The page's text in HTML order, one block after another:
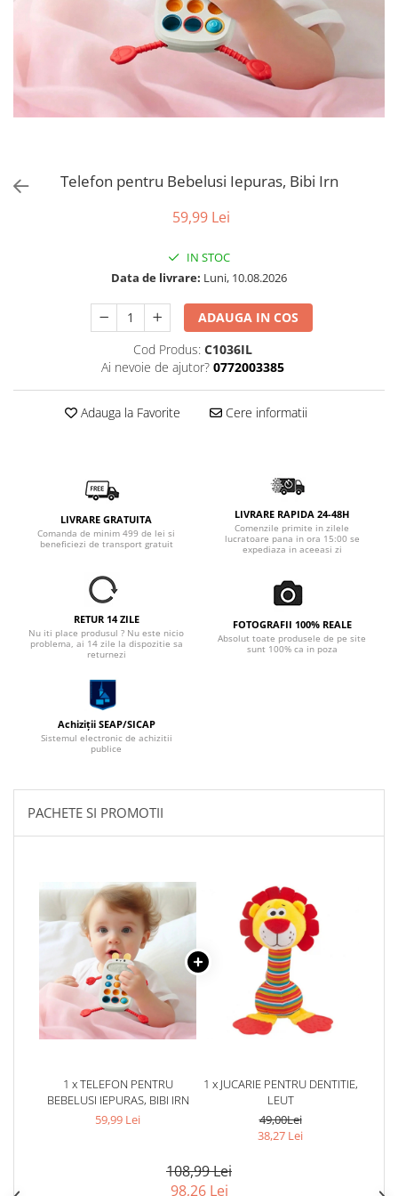
Tablite, Litere si Cifre
Jucarii exterior
Telefon pentru Bebelusi Iepuras, Bibi Irn
59,99 Lei
IN STOC
Data de livrare: Luni, 10.08.2026
ADAUGA IN COS
Cod Produs: C1036IL
Ai nevoie de ajutor? 0772003385
Adauga la Favorite Cere informatii
LIVRARE GRATUITA
Comanda de minim 499 de lei si
beneficiezi de transport gratuit
LIVRARE RAPIDA 24-48H
Comenzile primite in zilele
lucratoare pana in ora 15:00 se
expediaza in aceeasi zi
RETUR 14 ZILE
Nu iti place produsul ? Nu este nicio
problema, ai 14 zile la dispozitie sa
returnezi
FOTOGRAFII 100% REALE
Absolut toate produsele de pe site
sunt 100% ca in poza
Achiziții SEAP/SICAP
Sistemul electronic de achizitii
publice
PACHETE SI PROMOTII
1 x TELEFON PENTRU
BEBELUSI IEPURAS, BIBI IRN
59,99 Lei
1 x JUCARIE PENTRU DENTITIE,
LEUT
49,00Lei
38,27 Lei
108,99 Lei
98,26 Lei